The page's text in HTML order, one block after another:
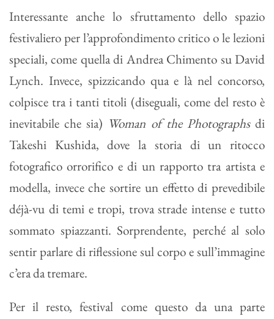
Interessante anche lo sfruttamento dello spazio
festivaliero per l’approfondimento critico o le lezioni
speciali, come quella di Andrea Chimento su David
Lynch. Invece, spizzicando qua e là nel concorso,
colpisce tra i tanti titoli (diseguali, come del resto è
inevitabile che sia) Woman of the Photographsdi
Takeshi Kushida, dove la storia di un ritocco
fotografico orrorifico e di un rapporto tra artista e
modella, invece che sortire un effetto di prevedibile
déjà-vu di temi e tropi, trova strade intense e tutto
sommato spiazzanti. Sorprendente, perché al solo
sentir parlare di riflessione sul corpo e sull’immagine
c’era da tremare.
Per il resto, festival come questo da una parte